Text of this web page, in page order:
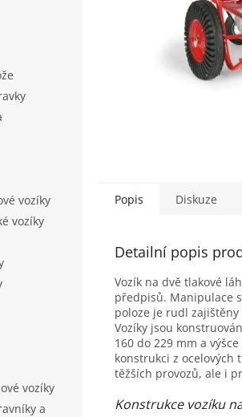
vozíky
vozíky
vozíky
a
Popis Diskuze
Detailní popis
Vozík na dvě tlakové
předpisů. Manipulace
poloze je rudl
Vozíky jsou
160 do 229 mm a
konstrukci z
těžších provozů, ale i
Konstrukce vozíku